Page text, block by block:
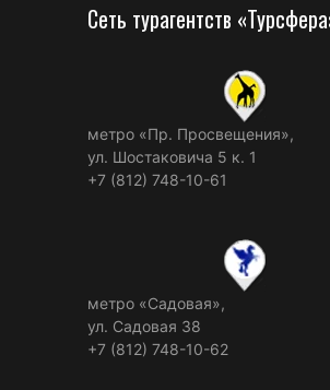
Сеть турагентств
метро «Пр. Просвещения»,
ул. Шостаковича 5 к. 1
+7 (812) 748-10-61
метро «Садовая»,
ул. Садовая 38
+7 (812) 748-10-62